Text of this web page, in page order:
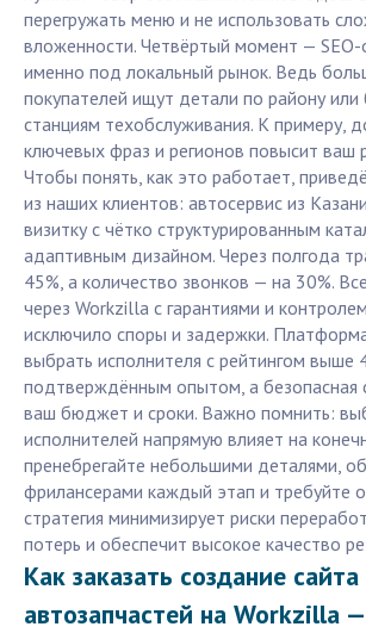
перегружать меню и не использовать
вложенности. Четвёртый момент — SEO-
именно под локальный рынок. Ведь
покупателей ищут детали по району
станциям техобслуживания. К примеру,
ключевых фраз и регионов повысит ваш
Чтобы понять, как это работает,
из наших клиентов: автосервис из
визитку с чётко структурированным
адаптивным дизайном. Через полгода
45%, а количество звонков — на 30%.
через Workzilla с гарантиями и
исключило споры и задержки.
выбрать исполнителя с рейтингом выше
подтверждённым опытом, а безопасная
ваш бюджет и сроки. Важно помнить:
исполнителей напрямую влияет на
пренебрегайте небольшими деталями,
фрилансерами каждый этап и требуйте
стратегия минимизирует риски
потерь и обеспечит высокое качество
Как заказать создание
автозапчастей на Workzilla